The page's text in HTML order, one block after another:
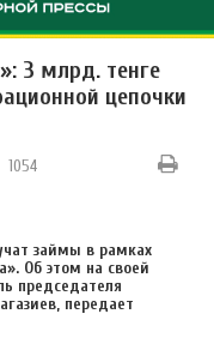
3 млрд. тенге
цепочки
1054
займы в рамках
Об этом на своей
председателя
передает